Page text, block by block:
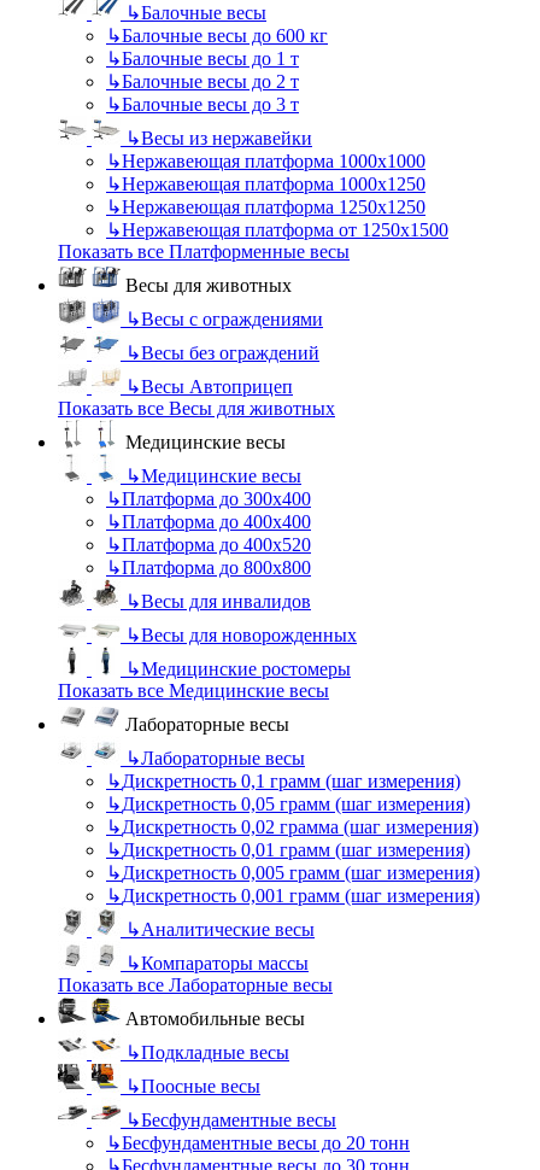
↳Балочные весы
↳Балочные весы до 600 кг
↳Балочные весы до 1 т
↳Балочные весы до 2 т
↳Балочные весы до 3 т
↳Весы из нержавейки
↳Нержавеющая платформа 1000х1000
↳Нержавеющая платформа 1000х1250
↳Нержавеющая платформа 1250х1250
↳Нержавеющая платформа от 1250х1500
Показать все Платформенные весы
Весы для животных
↳Весы с ограждениями
↳Весы без ограждений
↳Весы Автоприцеп
Показать все Весы для животных
Медицинские весы
↳Медицинские весы
↳Платформа до 300х400
↳Платформа до 400х400
↳Платформа до 400х520
↳Платформа до 800х800
↳Весы для инвалидов
↳Весы для новорожденных
↳Медицинские ростомеры
Показать все Медицинские весы
Лабораторные весы
↳Лабораторные весы
↳Дискретность 0,1 грамм (шаг измерения)
↳Дискретность 0,05 грамм (шаг измерения)
↳Дискретность 0,02 грамма (шаг измерения)
↳Дискретность 0,01 грамм (шаг измерения)
↳Дискретность 0,005 грамм (шаг измерения)
↳Дискретность 0,001 грамм (шаг измерения)
↳Аналитические весы
↳Компараторы массы
Показать все Лабораторные весы
Автомобильные весы
↳Подкладные весы
↳Поосные весы
↳Бесфундаментные весы
↳Бесфундаментные весы до 20 тонн
↳Бесфундаментные весы до 30 тонн